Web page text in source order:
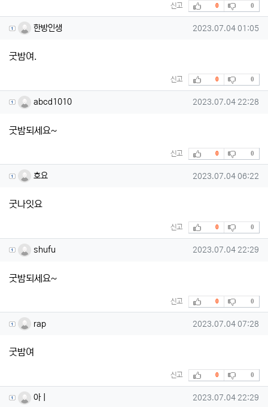
신고 추천
0 비추천
0
한방인생님의 댓글
한방인생 작성일
2023.07.04 01:05
굿밤여.
신고 추천
0 비추천
0
abcd1010님의 댓글
abcd1010 작성일
2023.07.04 22:28
굿밤되세요~
신고 추천
0 비추천
0
호요님의 댓글
호요 작성일
2023.07.04 06:22
굿나잇요
신고 추천
0 비추천
0
shufu님의 댓글
shufu 작성일
2023.07.04 22:29
굿밤되세요~
신고 추천
0 비추천
0
rap님의 댓글
rap 작성일
2023.07.04 07:28
굿밤여
신고 추천
0 비추천
0
아ㅣ님의 댓글
아ㅣ 작성일
2023.07.04 22:29